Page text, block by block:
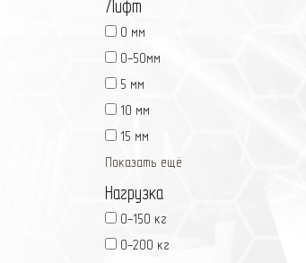
Лифт
0 мм
0-50мм
5 мм
10 мм
15 мм
Показать ещё
Нагрузка
0-150 кг
0-200 кг